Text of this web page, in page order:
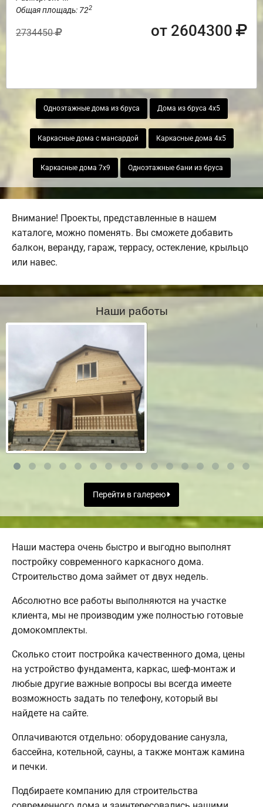
Общая площадь: 722
2734450 от 2604300
Одноэтажные дома из бруса Дома из бруса 4х5
Каркасные дома с мансардой Каркасные дома 4х5
Каркасные дома 7х9 Одноэтажные бани из бруса
Внимание! Проекты, представленные в нашем
каталоге, можно поменять. Вы сможете добавить
балкон, веранду, гараж, террасу, остекление, крыльцо
или навес.
Наши работы
Перейти в галерею
Наши мастера очень быстро и выгодно выполнят
постройку современного каркасного дома.
Строительство дома займет от двух недель.
Абсолютно все работы выполняются на участке
клиента, мы не производим уже полностью готовые
домокомплекты.
Сколько стоит постройка качественного дома, цены
на устройство фундамента, каркас, шеф-монтаж и
любые другие важные вопросы вы всегда имеете
возможность задать по телефону, который вы
найдете на сайте.
Оплачиваются отдельно: оборудование санузла,
бассейна, котельной, сауны, а также монтаж камина
и печки.
Подбираете компанию для строительства